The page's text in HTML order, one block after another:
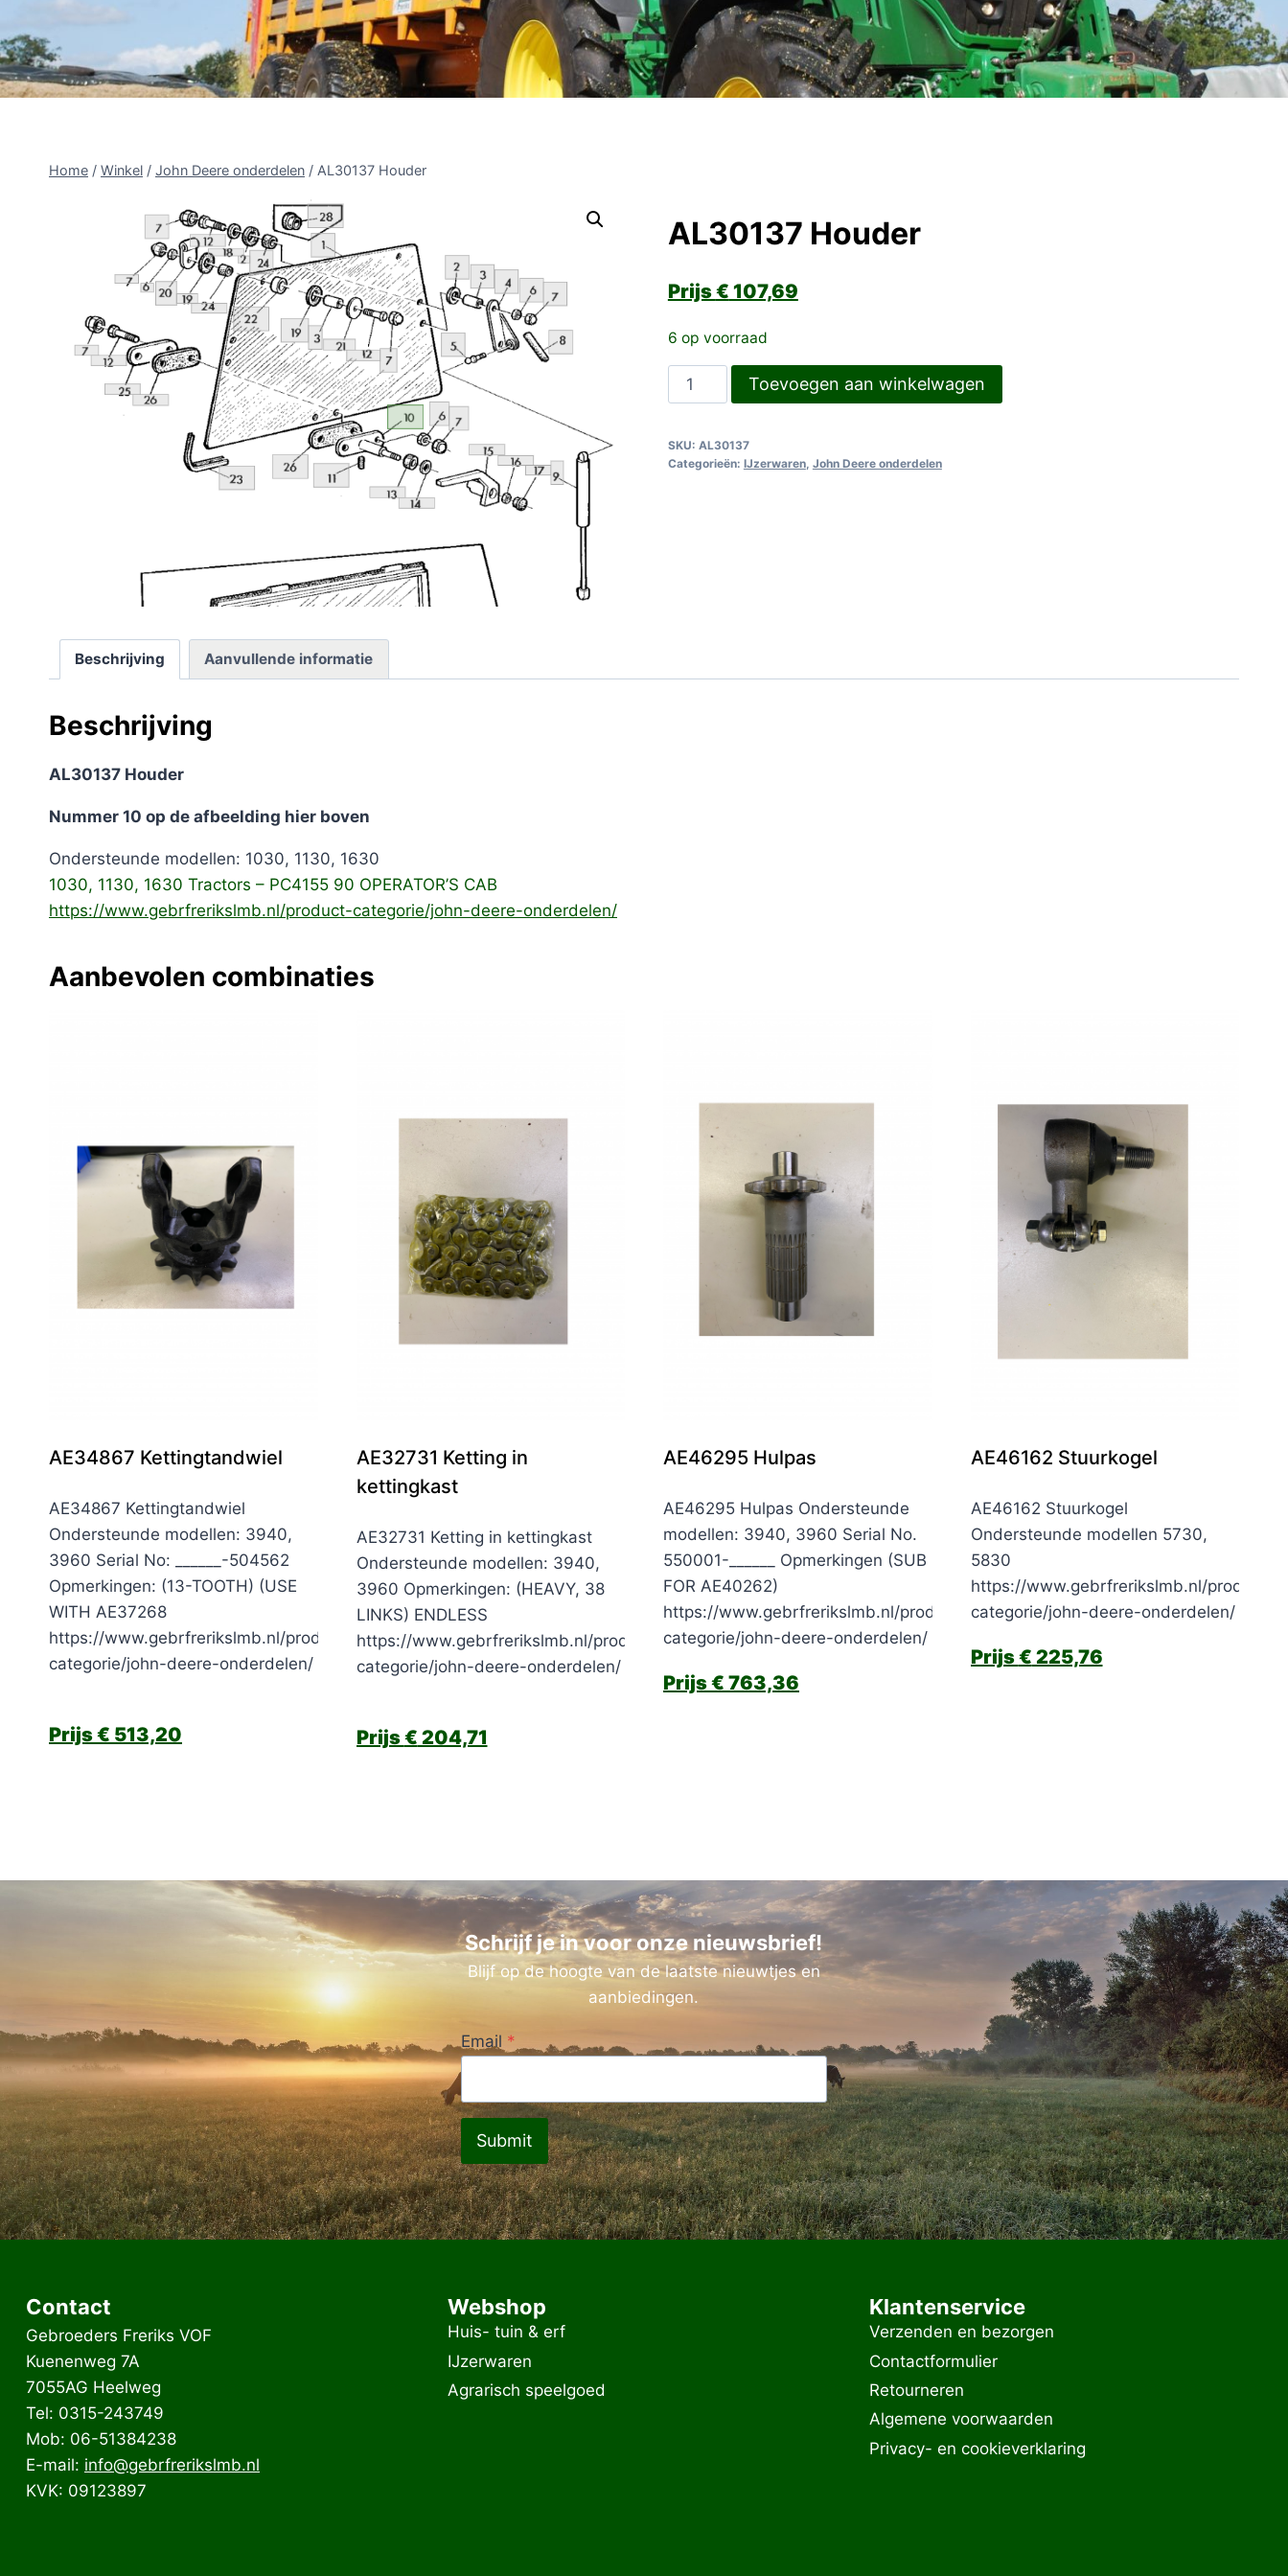
Home / Winkel / John Deere onderdelen / AL30137 Houder
AL30137 Houder
€ 107,69
6 op voorraad
AL30137
Houder
Toevoegen aan winkelwagen
SKU: AL30137
Categorieën: IJzerwaren, John Deere onderdelen
Beschrijving Aanvullende informatie
Beschrijving
AL30137 Houder
Nummer 10 op de afbeelding hier boven
Ondersteunde modellen: 1030, 1130, 1630
1030, 1130, 1630 Tractors – PC4155 90 OPERATOR’S CAB
https://www.gebrfrerikslmb.nl/product-categorie/john-deere-onderdelen/
Aanbevolen combinaties
AE34867 Kettingtandwiel
AE34867 Kettingtandwiel
Ondersteunde modellen: 3940,
3960 Serial No: ______-504562
Opmerkingen: (13-TOOTH) (USE
WITH AE37268
https://www.gebrfrerikslmb.nl/product-
categorie/john-deere-onderdelen/
€ 513,20
AE32731 Ketting in
kettingkast
AE32731 Ketting in kettingkast
Ondersteunde modellen: 3940,
3960 Opmerkingen: (HEAVY, 38
LINKS) ENDLESS
https://www.gebrfrerikslmb.nl/product-
categorie/john-deere-onderdelen/
€ 204,71
AE46295 Hulpas
AE46295 Hulpas Ondersteunde
modellen: 3940, 3960 Serial No.
550001-______ Opmerkingen (SUB
FOR AE40262)
https://www.gebrfrerikslmb.nl/product-
categorie/john-deere-onderdelen/
€ 763,36
AE46162 Stuurkogel
AE46162 Stuurkogel
Ondersteunde modellen 5730,
5830
https://www.gebrfrerikslmb.nl/product-
categorie/john-deere-onderdelen/
€ 225,76
Schrijf je in voor onze nieuwsbrief!
Blijf op de hoogte van de laatste nieuwtjes en
aanbiedingen.
Email *
Submit
Contact
Gebroeders Freriks VOF
Kuenenweg 7A
7055AG Heelweg
Tel: 0315-243749
Mob: 06-51384238
E-mail: info@gebrfrerikslmb.nl
KVK: 09123897
Webshop
Huis- tuin & erf
IJzerwaren
Agrarisch speelgoed
Klantenservice
Verzenden en bezorgen
Contactformulier
Retourneren
Algemene voorwaarden
Privacy- en cookieverklaring